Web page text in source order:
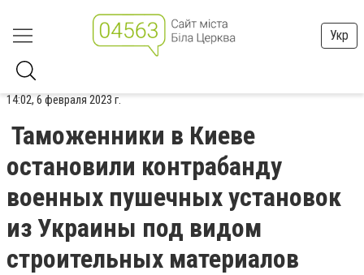
Укр
14:02, 6 февраля 2023 г.
Таможенники в Киеве
остановили контрабанду
военных пушечных установок
из Украины под видом
строительных материалов